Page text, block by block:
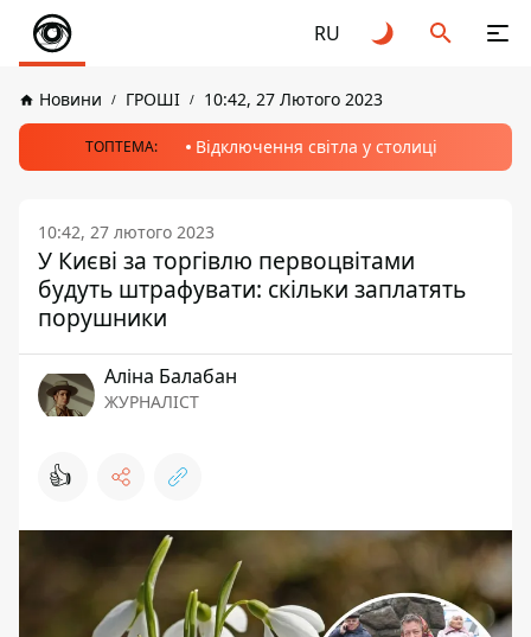
RU
Новини ГРОШІ 10:42, 27 Лютого 2023
ТОПТЕМА: Відключення світла у столиці
10:42, 27 лютого 2023
У Києві за торгівлю первоцвітами
будуть штрафувати: скільки заплатять
порушники
Аліна Балабан
ЖУРНАЛІСТ
👍